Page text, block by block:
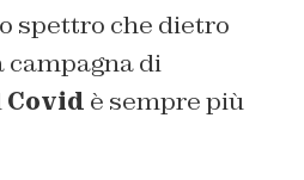
spettro che dietro
campagna di
Covid è sempre più